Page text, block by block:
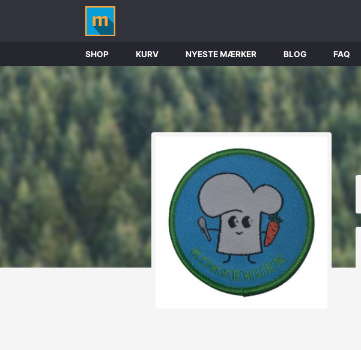
SHOP KURV NYESTE MÆRKER BLOG FAQ